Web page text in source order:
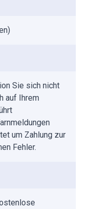
Sie sich nicht
auf Ihrem
um Zahlung zur
Fehler.